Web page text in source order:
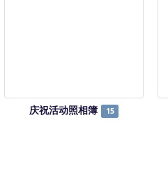
庆祝活动照相簿 15